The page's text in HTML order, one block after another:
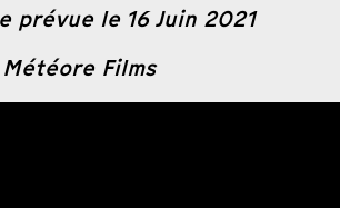
prévue le 16 Juin 2021
Films